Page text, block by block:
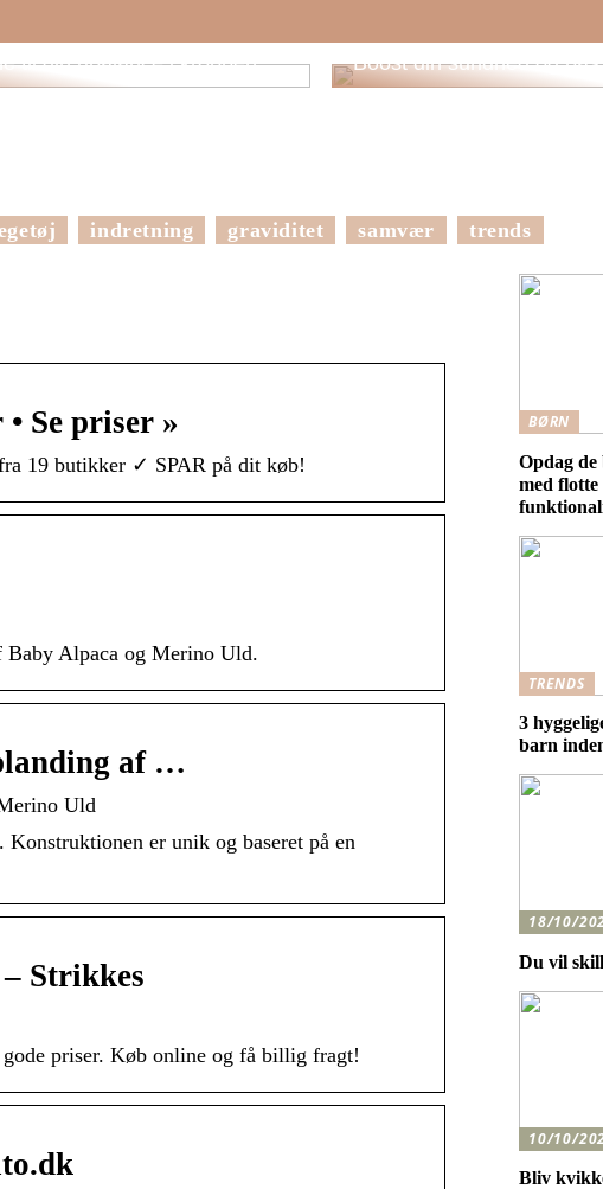
til din ubalance i kroppen Boost din sundhed og
indretning graviditet samvær trends
Se priser »
19 butikker ✓ SPAR på dit køb!
Baby Alpaca og Merino Uld.
af …
Uld
er unik og baseret på en
Strikkes
priser. Køb online og få billig fragt!
BØRN
Opdag de
med flotte
TRENDS
3
barn
18/10/
Du vil
10/10/
Bliv